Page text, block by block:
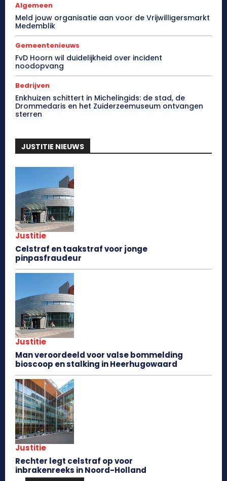
Algemeen
Meld jouw organisatie aan voor de Vrijwilligersmarkt
Medemblik
Gemeentenieuws
FvD Hoorn wil duidelijkheid over incident
noodopvang
Bedrijven
Enkhuizen schittert in Michelingids: de stad, de
Drommedaris en het Zuiderzeemuseum ontvangen
sterren
JUSTITIE NIEUWS
Justitie
Celstraf en taakstraf voor jonge
pinpasfraudeur
Justitie
Man veroordeeld voor valse bommelding
bioscoop en stalking in Heerhugowaard
Justitie
Rechter legt celstraf op voor
inbrakenreeks in Noord-Holland